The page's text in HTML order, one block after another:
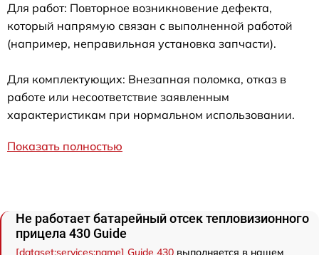
Для работ: Повторное возникновение дефекта,
который напрямую связан с выполненной работой
(например, неправильная установка запчасти).
Для комплектующих: Внезапная поломка, отказ в
работе или несоответствие заявленным
характеристикам при нормальном использовании.
Показать полностью
Не работает батарейный отсек тепловизионного
прицела 430 Guide
[dataset:services:name] Guide 430 выполняется в нашем